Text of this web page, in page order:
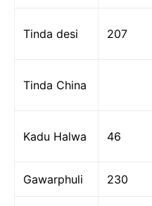
Tinda desi 207
Tinda China
Kadu Halwa 46
Gawarphuli 230